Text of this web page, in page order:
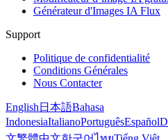
Générateur d'Images IA Flux
Support
Politique de confidentialité
Conditions Générales
Nous Contacter
English日本語Bahasa
IndonesiaItalianoPortuguêsEspañol